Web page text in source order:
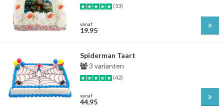
(53)
vanaf
19.95
Spiderman Taart
3 varianten
(42)
vanaf
44.95